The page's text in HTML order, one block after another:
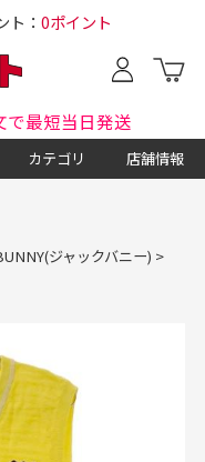
： 0ポイント
で最短当日発送
カテゴリ 店舗情報
ジャックバニー) >